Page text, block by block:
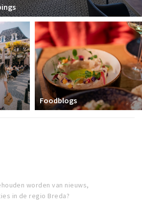
Foodblogs
worden van nieuws,
in de regio Breda?